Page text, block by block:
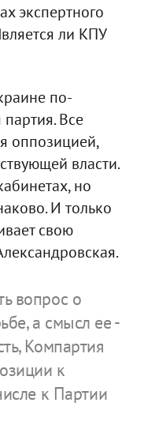
экспертного
ли КПУ
по-
Все
оппозицией,
власти.
но
И только
свою
вопрос о
а смысл ее -
Компартия
к
к Партии